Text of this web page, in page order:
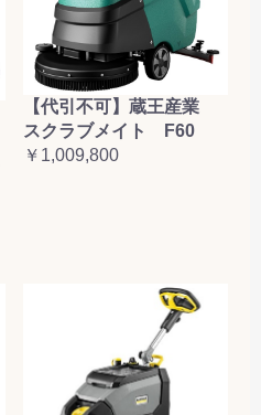
【代引不可】蔵王産業
スクラブメイト F60
￥1,009,800